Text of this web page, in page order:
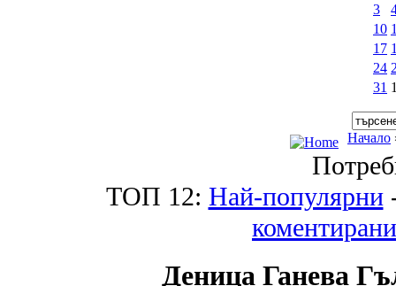
3
10
17
24
31
Начало
ТОП 12: Най-популярни
коментирани
Деница Ганева